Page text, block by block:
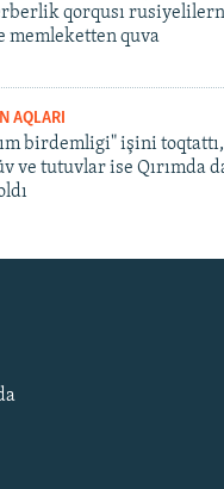
qorqusı
memleketten quva
AQLARI
birdemligi" işini toqtattı,
ve tutuvlar ise Qırımda